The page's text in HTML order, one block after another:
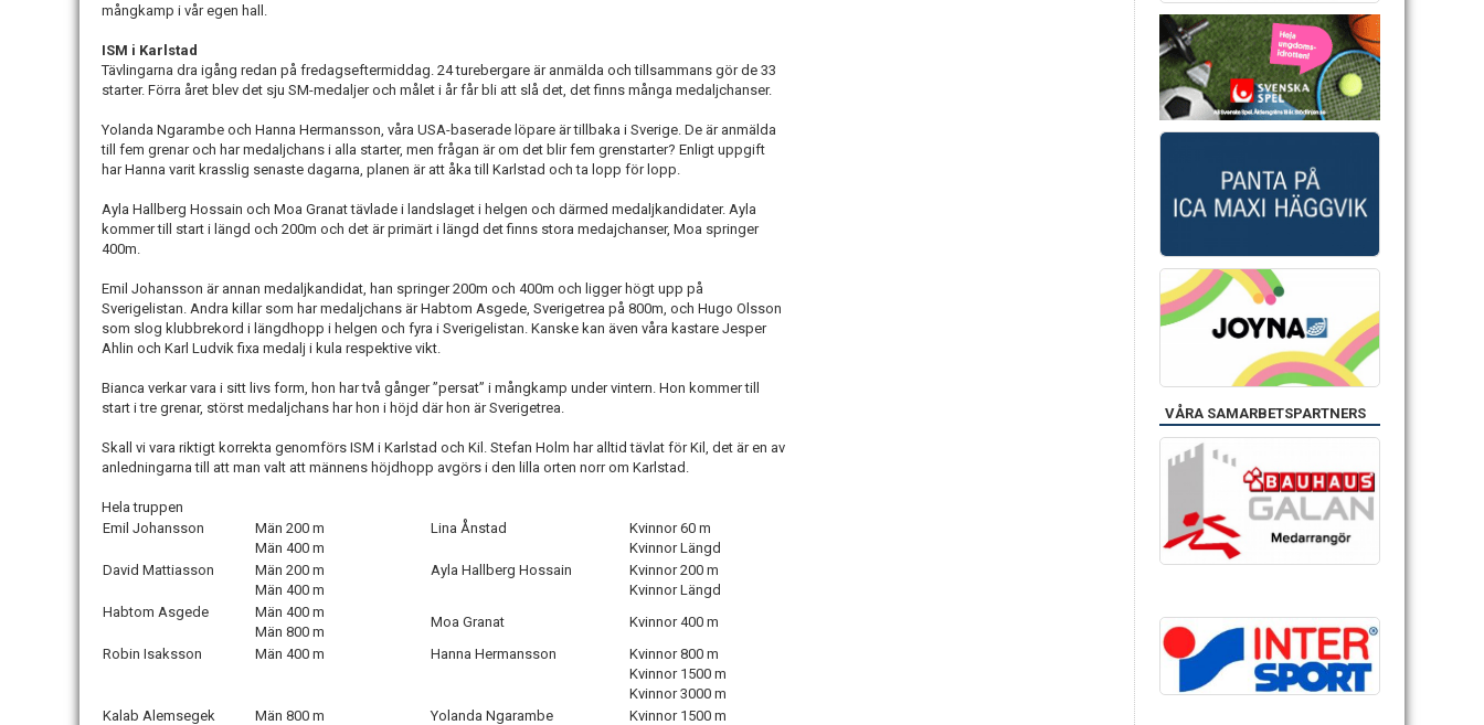
mångkamp i vår egen hall.
ISM i Karlstad
Tävlingarna dra igång redan på fredagseftermiddag. 24 turebergare är anmälda och tillsammans gör de 33
starter. Förra året blev det sju SM-medaljer och målet i år får bli att slå det, det finns många medaljchanser.
Yolanda Ngarambe och Hanna Hermansson, våra USA-baserade löpare är tillbaka i Sverige. De är anmälda
till fem grenar och har medaljchans i alla starter, men frågan är om det blir fem grenstarter? Enligt uppgift
har Hanna varit krasslig senaste dagarna, planen är att åka till Karlstad och ta lopp för lopp.
Ayla Hallberg Hossain och Moa Granat tävlade i landslaget i helgen och därmed medaljkandidater. Ayla
kommer till start i längd och 200m och det är primärt i längd det finns stora medajchanser, Moa springer
400m.
Emil Johansson är annan medaljkandidat, han springer 200m och 400m och ligger högt upp på
Sverigelistan. Andra killar som har medaljchans är Habtom Asgede, Sverigetrea på 800m, och Hugo Olsson
som slog klubbrekord i längdhopp i helgen och fyra i Sverigelistan. Kanske kan även våra kastare Jesper
Ahlin och Karl Ludvik fixa medalj i kula respektive vikt.
Bianca verkar vara i sitt livs form, hon har två gånger ”persat” i mångkamp under vintern. Hon kommer till
start i tre grenar, störst medaljchans har hon i höjd där hon är Sverigetrea.
Skall vi vara riktigt korrekta genomförs ISM i Karlstad och Kil. Stefan Holm har alltid tävlat för Kil, det är en av
anledningarna till att man valt att männens höjdhopp avgörs i den lilla orten norr om Karlstad.
Hela truppen
Emil Johansson
Män 200 m
Män 400 m
Lina Ånstad
Kvinnor 60 m
Kvinnor Längd
David Mattiasson
Män 200 m
Män 400 m
Ayla Hallberg Hossain
Kvinnor 200 m
Kvinnor Längd
Habtom Asgede
Män 400 m
Män 800 m
Moa Granat
Kvinnor 400 m
Robin Isaksson
Män 400 m Hanna Hermansson
Kvinnor 800 m
Kvinnor 1500 m
Kvinnor 3000 m
Kalab Alemsegek
Män 800 m Yolanda Ngarambe
Kvinnor 1500 m
VÅRA SAMARBETSPARTNERS